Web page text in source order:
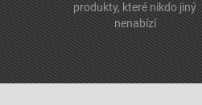
produkty, které nikdo jiný
nenabízí